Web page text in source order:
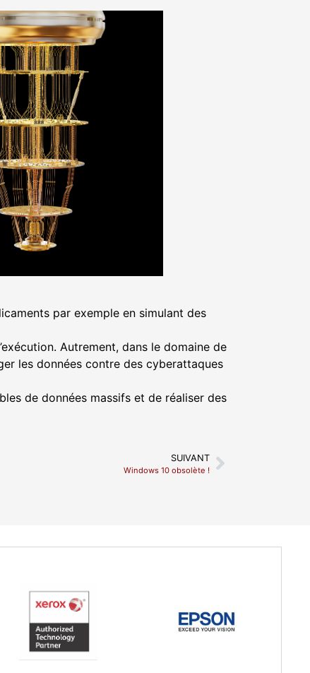
par exemple en simulant des
Autrement, dans le domaine de
les données contre des cyberattaques
de données massifs et de réaliser des
SUIVANT
Windows 10 obsolète !